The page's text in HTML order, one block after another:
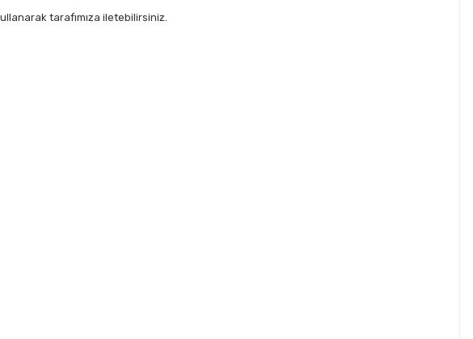
tarafımıza iletebilirsiniz.